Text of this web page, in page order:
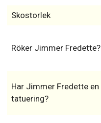
Skostorlek
Röker Jimmer Fredette?
Har Jimmer Fredette en
tatuering?